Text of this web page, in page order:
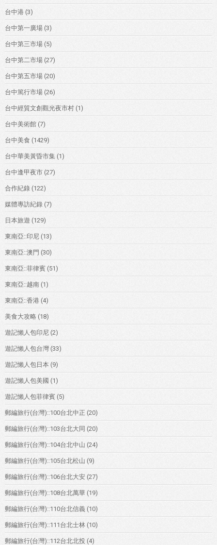
台中港 (3)
台中第一廣場 (3)
台中第三市場 (5)
台中第二市場 (27)
台中第五市場 (20)
台中篤行市場 (26)
台中經貿文創觀光夜市村 (1)
台中美術館 (7)
台中美食 (1429)
台中華美黃昏市集 (1)
台中逢甲夜市 (27)
合作紀錄 (122)
媒體專訪紀錄 (7)
日本旅遊 (129)
東南亞::印尼 (13)
東南亞::澳門 (30)
東南亞::菲律賓 (51)
東南亞::越南 (1)
東南亞::香港 (4)
美食大攻略 (18)
遊記懶人包印尼 (2)
遊記懶人包台灣 (33)
遊記懶人包日本 (9)
遊記懶人包美國 (1)
遊記懶人包菲律賓 (5)
郵編旅行(台灣)::100台北中正 (20)
郵編旅行(台灣)::103台北大同 (20)
郵編旅行(台灣)::104台北中山 (24)
郵編旅行(台灣)::105台北松山 (9)
郵編旅行(台灣)::106台北大安 (27)
郵編旅行(台灣)::108台北萬華 (19)
郵編旅行(台灣)::110台北信義 (10)
郵編旅行(台灣)::111台北士林 (10)
郵編旅行(台灣)::112台北北投 (4)